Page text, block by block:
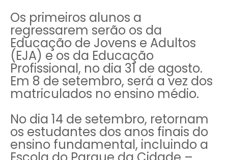
Os primeiros alunos a
regressarem serão os da
Educação de Jovens e Adultos
(EJA) e os da Educação
Profissional, no dia 31 de agosto.
Em 8 de setembro, será a vez dos
matriculados no ensino médio.
No dia 14 de setembro, retornam
os estudantes dos anos finais do
ensino fundamental, incluindo a